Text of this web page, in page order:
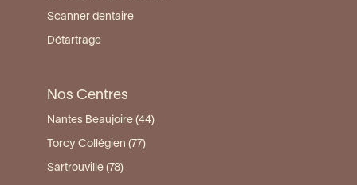
Scanner dentaire
Détartrage
Nos Centres
Nantes Beaujoire (44)
Torcy Collégien (77)
Sartrouville (78)